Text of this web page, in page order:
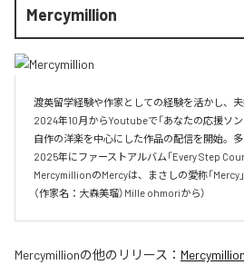
Mercymillion
渡英留学経験や作家としての経験を活かし、
2024年10月からYoutubeで「あなたの応援ソン
自作の洋楽を中心にした作品の配信を開始。
2025年にファーストアルバム「Every Step
MercymillionのMercyは、まさしの愛称「Mercy
（作家名：大森美瑠）Mille ohmoriから）
Mercymillionの他のリリース： Mercymillion